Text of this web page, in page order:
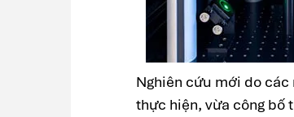
Nghiên cứu mới do các
thực hiện, vừa công bố